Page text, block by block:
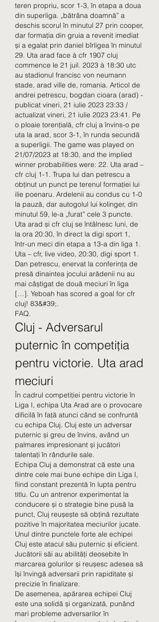
teren propriu, scor 1-3, în etapa a doua
din superliga. „bătrâna doamnă” a
deschis scorul în minutul 27 prin cooper,
dar formația din gruia a revenit imediat
și a egalat prin daniel bîrligea în minutul
29. Uta arad face à cfr 1907 cluj
commence le 21 juil. 2023 à 18:30 utc
au stadionul francisc von neumann
stade, arad ville de, romania. Articol de
andrei petrescu, bogdan cioara (arad) -
publicat vineri, 21 iulie 2023 23:33 /
actualizat vineri, 21 iulie 2023 23:41. Pe
o ploaie torențială, cfr cluj a învins-o pe
uta la arad, scor 3-1, în runda secundă
a superligii. The game was played on
21/07/2023 at 18:30, and the implied
winner probabilities were: 22. Uta arad –
cfr cluj 1-1. Trupa lui dan petrescu a
obținut un punct pe terenul formației lui
ilie poenaru. Ardelenii au condus cu 1-0
la pauză, dar autogolul lui kolinger, din
minutul 59, le-a „furat” cele 3 puncte.
Uta arad și cfr cluj se întâlnesc luni, de
la ora 20:30, în direct la digi sport 1,
într-un meci din etapa a 13-a din liga 1.
Uta – cfr, live video, 20:30, digi sport 1.
Dan petrescu, enervat la conferința de
presă dinaintea jocului arădenii nu au
mai câștigat de două meciuri în liga
[…]. Yeboah has scored a goal for cfr
cluj! 83&#39;.
FAQ.
Cluj - Adversarul
puternic în competiția
pentru victorie. Uta arad
meciuri
În cadrul competiției pentru victorie în
Liga I, echipa Uta Arad are o provocare
dificilă în față atunci când se confruntă
cu echipa Cluj. Cluj este un adversar
puternic și greu de învins, având un
palmares impresionant și jucători
talentați în rândurile sale.
Echipa Cluj a demonstrat că este una
dintre cele mai bune echipe din Liga I,
fiind constant prezentă în lupta pentru
titlu. Cu un antrenor experimentat la
conducere și o strategie bine pusă la
punct, Cluj reușește să obțină rezultate
pozitive în majoritatea meciurilor jucate.
Unul dintre punctele forte ale echipei
Cluj este atacul său puternic și eficient.
Jucătorii săi au abilități deosebite în
marcarea golurilor și reușesc adesea să
își învingă adversarii prin rapiditate și
precizie în finalizare.
De asemenea, apărarea echipei Cluj
este una solidă și organizată, punând
mari probleme adversarilor în